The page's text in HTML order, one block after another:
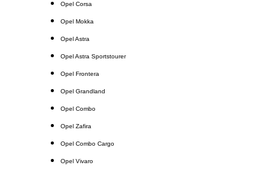
Opel Corsa
Opel Mokka
Opel Astra
Opel Astra Sportstourer
Opel Frontera
Opel Grandland
Opel Combo
Opel Zafira
Opel Combo Cargo
Opel Vivaro